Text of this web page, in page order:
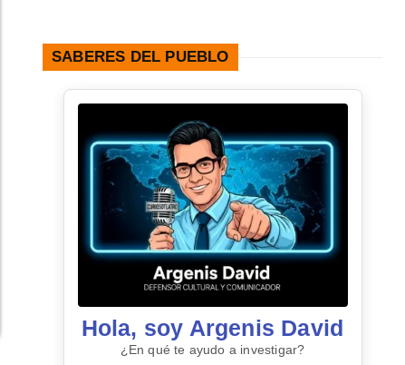
SABERES DEL PUEBLO
Hola, soy Argenis David
¿En qué te ayudo a investigar?